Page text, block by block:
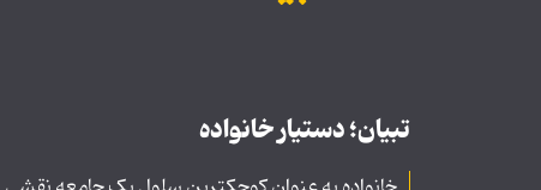
تبیان؛ دستیار خانواده